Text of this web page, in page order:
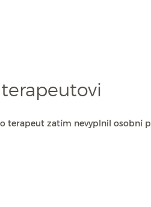
terapeut zatím nevyplnil osobní